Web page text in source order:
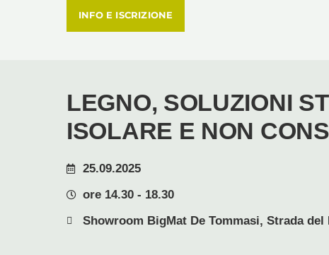
INFO E ISCRIZIONE
LEGNO, SOLUZIONI
ISOLARE E NON
25.09.2025
ore 14.30 - 18.30
Showroom BigMat De Tommasi, Strada del